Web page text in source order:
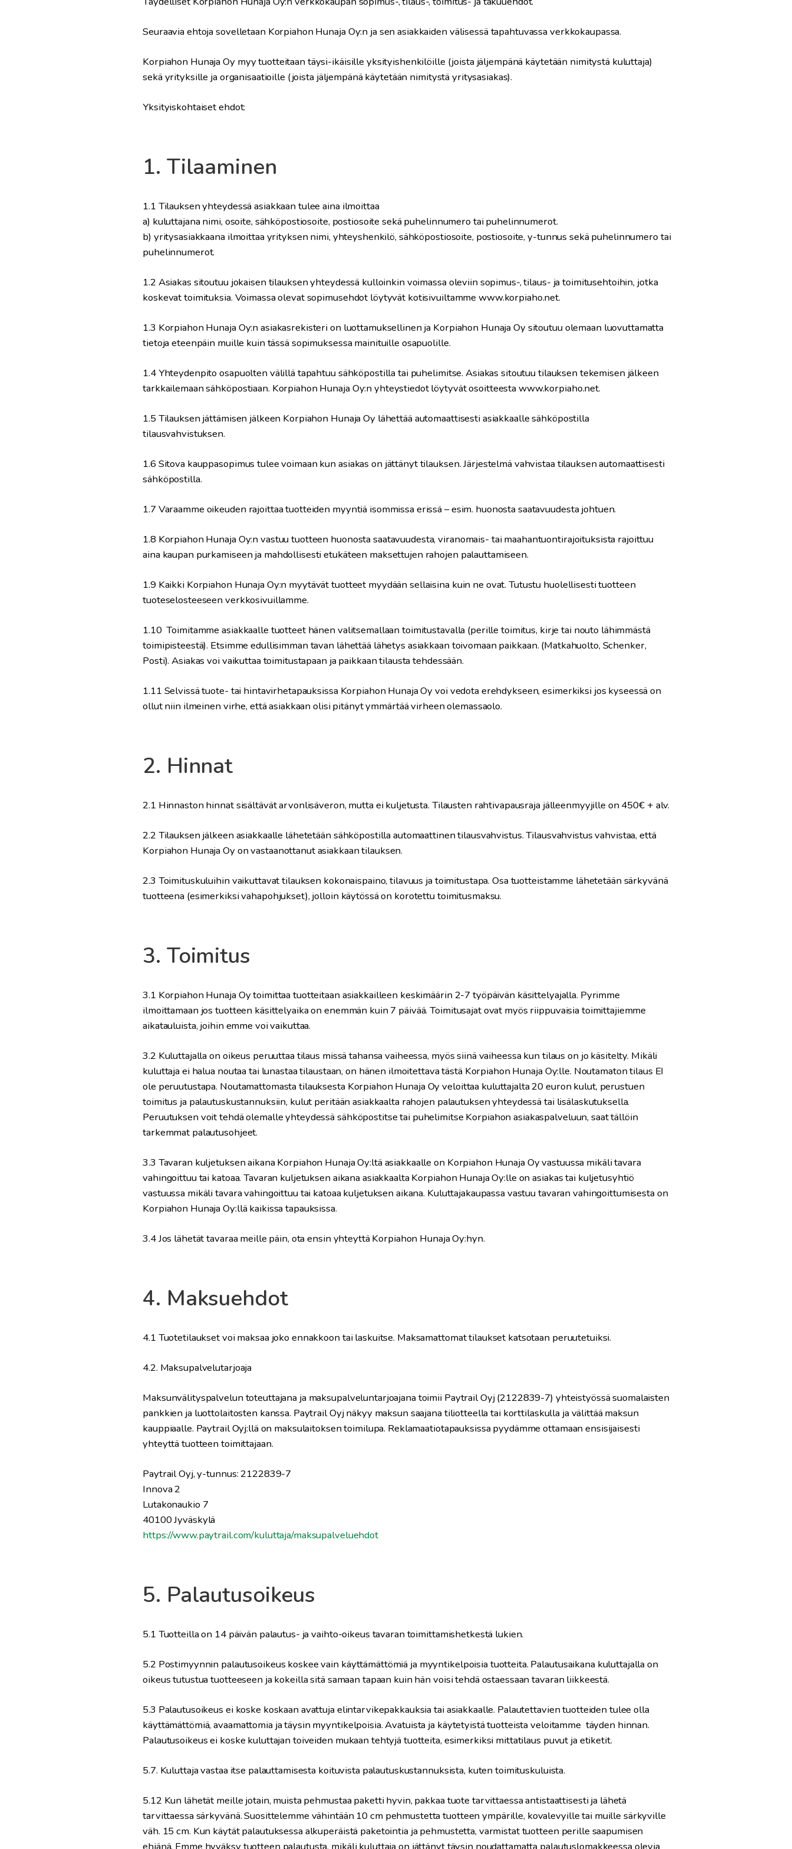
Seuraavia ehtoja sovelletaan Korpiahon Hunaja Oy:n ja sen asiakkaiden välisessä tapahtuvassa verkkokaupassa.
Korpiahon Hunaja Oy myy tuotteitaan täysi-ikäisille yksityishenkilöille (joista jäljempänä käytetään nimitystä kuluttaja)
sekä yrityksille ja organisaatioille (joista jäljempänä käytetään nimitystä yritysasiakas).
Yksityiskohtaiset ehdot:
1. Tilaaminen
1.1 Tilauksen yhteydessä asiakkaan tulee aina ilmoittaa
a) kuluttajana nimi, osoite, sähköpostiosoite, postiosoite sekä puhelinnumero tai puhelinnumerot.
b) yritysasiakkaana ilmoittaa yrityksen nimi, yhteyshenkilö, sähköpostiosoite, postiosoite, y-tunnus sekä puhelinnumero tai
puhelinnumerot.
1.2 Asiakas sitoutuu jokaisen tilauksen yhteydessä kulloinkin voimassa oleviin sopimus-, tilaus- ja toimitusehtoihin, jotka
koskevat toimituksia. Voimassa olevat sopimusehdot löytyvät kotisivuiltamme www.korpiaho.net.
1.3 Korpiahon Hunaja Oy:n asiakasrekisteri on luottamuksellinen ja Korpiahon Hunaja Oy sitoutuu olemaan luovuttamatta
tietoja eteenpäin muille kuin tässä sopimuksessa mainituille osapuolille.
1.4 Yhteydenpito osapuolten välillä tapahtuu sähköpostilla tai puhelimitse. Asiakas sitoutuu tilauksen tekemisen jälkeen
tarkkailemaan sähköpostiaan. Korpiahon Hunaja Oy:n yhteystiedot löytyvät osoitteesta www.korpiaho.net.
1.5 Tilauksen jättämisen jälkeen Korpiahon Hunaja Oy lähettää automaattisesti asiakkaalle sähköpostilla
tilausvahvistuksen.
1.6 Sitova kauppasopimus tulee voimaan kun asiakas on jättänyt tilauksen. Järjestelmä vahvistaa tilauksen automaattisesti
sähköpostilla.
1.7 Varaamme oikeuden rajoittaa tuotteiden myyntiä isommissa erissä – esim. huonosta saatavuudesta johtuen.
1.8 Korpiahon Hunaja Oy:n vastuu tuotteen huonosta saatavuudesta, viranomais- tai maahantuontirajoituksista rajoittuu
aina kaupan purkamiseen ja mahdollisesti etukäteen maksettujen rahojen palauttamiseen.
1.9 Kaikki Korpiahon Hunaja Oy:n myytävät tuotteet myydään sellaisina kuin ne ovat. Tutustu huolellisesti tuotteen
tuoteselosteeseen verkkosivuillamme.
1.10Toimitamme asiakkaalle tuotteet hänen valitsemallaan toimitustavalla (perille toimitus, kirje tai nouto lähimmästä
toimipisteestä). Etsimme edullisimman tavan lähettää lähetys asiakkaantoivomaan paikkaan. (Matkahuolto, Schenker,
Posti). Asiakas voi vaikuttaa toimitustapaan ja paikkaan tilausta tehdessään.
1.11 Selvissä tuote- tai hintavirhetapauksissa Korpiahon Hunaja Oy voi vedota erehdykseen, esimerkiksi jos kyseessä on
ollut niin ilmeinen virhe, että asiakkaan olisi pitänyt ymmärtää virheen olemassaolo.
2. Hinnat
2.1 Hinnaston hinnat sisältävät arvonlisäveron, mutta ei kuljetusta. Tilausten rahtivapausraja jälleenmyyjille on 450€ + alv.
2.2 Tilauksen jälkeen asiakkaalle lähetetään sähköpostilla automaattinen tilausvahvistus. Tilausvahvistus vahvistaa, että
Korpiahon Hunaja Oy on vastaanottanut asiakkaan tilauksen.
2.3 Toimituskuluihin vaikuttavattilauksen kokonaispaino, tilavuus ja toimitustapa. Osa tuotteistamme lähetetään särkyvänä
tuotteena (esimerkiksi vahapohjukset), jolloin käytössä on korotettutoimitusmaksu.
3. Toimitus
3.1 Korpiahon Hunaja Oy toimittaa tuotteitaan asiakkailleen keskimäärin 2-7 työpäivän käsittelyajalla. Pyrimme
ilmoittamaan jos tuotteen käsittelyaika on enemmän kuin 7 päivää. Toimitusajat ovat myös riippuvaisia toimittajiemme
aikatauluista, joihin emme voi vaikuttaa.
3.2 Kuluttajalla on oikeus peruuttaa tilaus missä tahansa vaiheessa, myös siinä vaiheessa kun tilaus on jo käsitelty. Mikäli
kuluttaja ei halua noutaa tai lunastaa tilaustaan, on hänen ilmoitettava tästä Korpiahon Hunaja Oy:lle. Noutamaton tilaus EI
ole peruutustapa. Noutamattomasta tilauksesta Korpiahon Hunaja Oy veloittaa kuluttajalta 20 euron kulut, perustuen
toimitus ja palautuskustannuksiin, kulut peritään asiakkaalta rahojen palautuksen yhteydessä tai lisälaskutuksella.
Peruutuksen voit tehdä olemalle yhteydessä sähköpostitse tai puhelimitse Korpiahon asiakaspalveluun, saat tällöin
tarkemmat palautusohjeet.
3.3 Tavaran kuljetuksen aikana Korpiahon Hunaja Oy:ltä asiakkaalle on Korpiahon Hunaja Oy vastuussa mikäli tavara
vahingoittuu tai katoaa. Tavaran kuljetuksen aikana asiakkaalta Korpiahon Hunaja Oy:lle on asiakas tai kuljetusyhtiö
vastuussa mikäli tavara vahingoittuu tai katoaa kuljetuksen aikana. Kuluttajakaupassa vastuu tavaran vahingoittumisesta on
Korpiahon Hunaja Oy:llä kaikissa tapauksissa.
3.4 Jos lähetät tavaraa meille päin, ota ensin yhteyttä Korpiahon Hunaja Oy:hyn.
4. Maksuehdot
4.1 Tuotetilaukset voi maksaa joko ennakkoon tai laskuitse. Maksamattomat tilaukset katsotaan peruutetuiksi.
4.2. Maksupalvelutarjoaja
Maksunvälityspalvelun toteuttajana ja maksupalveluntarjoajana toimii Paytrail Oyj (2122839-7) yhteistyössä suomalaisten
pankkien ja luottolaitosten kanssa. Paytrail Oyj näkyy maksun saajana tiliotteella tai korttilaskulla ja välittää maksun
kauppiaalle. Paytrail Oyj:llä on maksulaitoksen toimilupa. Reklamaatiotapauksissa pyydämme ottamaan ensisijaisesti
yhteyttä tuotteen toimittajaan.
Paytrail Oyj, y-tunnus: 2122839-7
Innova 2
Lutakonaukio 7
40100 Jyväskylä
https://www.paytrail.com/kuluttaja/maksupalveluehdot
5. Palautusoikeus
5.1 Tuotteilla on 14 päivän palautus- ja vaihto-oikeus tavaran toimittamishetkestä lukien.
5.2 Postimyynnin palautusoikeus koskee vain käyttämättömiä ja myyntikelpoisia tuotteita. Palautusaikana kuluttajalla on
oikeus tutustua tuotteeseen ja kokeilla sitä samaan tapaan kuin hän voisi tehdä ostaessaan tavaran liikkeestä.
5.3 Palautusoikeus ei koske koskaan avattuja elintarvikepakkauksia tai asiakkaalle. Palautettavien tuotteiden tulee olla
käyttämättömiä, avaamattomia ja täysin myyntikelpoisia. Avatuista ja käytetyistä tuotteista veloitamme täyden hinnan.
Palautusoikeus ei koske kuluttajan toiveiden mukaan tehtyjä tuotteita, esimerkiksi mittatilaus puvut ja etiketit.
5.7. Kuluttaja vastaa itse palauttamisesta koituvista palautuskustannuksista, kuten toimituskuluista.
5.12 Kun lähetät meille jotain, muista pehmustaa paketti hyvin, pakkaa tuote tarvittaessa antistaattisesti ja lähetä
tarvittaessa särkyvänä. Suosittelemme vähintään 10 cm pehmustetta tuotteen ympärille, kovalevyille tai muille särkyville
väh. 15 cm. Kun käytät palautuksessa alkuperäistä paketointia ja pehmustetta, varmistat tuotteen perille saapumisen